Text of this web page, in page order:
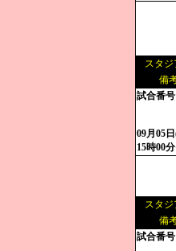
スタジ
備
試合番
09月05
15時00分
スタジ
備
試合番